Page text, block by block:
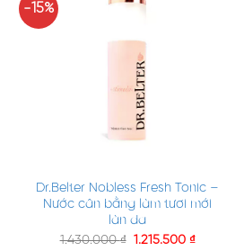
-15%
Dr.Belter Nobless Fresh Tonic –
Nước cân bằng làm tươi mới
làn da
1.430.000₫ 1.215.500 ₫